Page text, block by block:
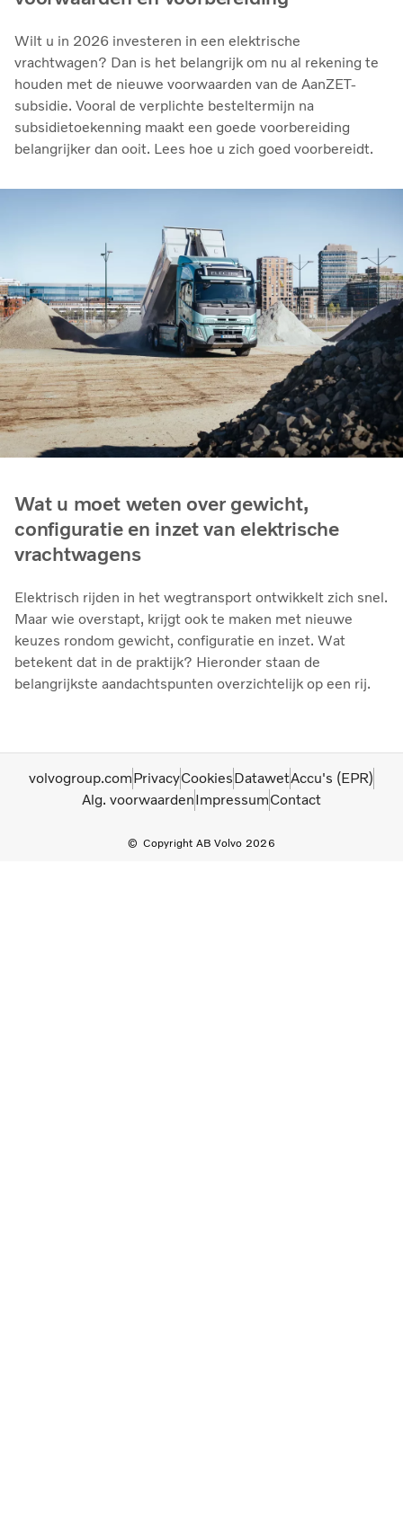
Wilt u in 2026 investeren in een elektrische
vrachtwagen? Dan is het belangrijk om nu al rekening te
houden met de nieuwe voorwaarden van de AanZET-
subsidie. Vooral de verplichte besteltermijn na
subsidietoekenning maakt een goede voorbereiding
belangrijker dan ooit. Lees hoe u zich goed voorbereidt.
Wat u moet weten over gewicht,
configuratie en inzet van elektrische
vrachtwagens
Elektrisch rijden in het wegtransport ontwikkelt zich snel.
Maar wie overstapt, krijgt ook te maken met nieuwe
keuzes rondom gewicht, configuratie en inzet. Wat
betekent dat in de praktijk? Hieronder staan de
belangrijkste aandachtspunten overzichtelijk op een rij.
Copyright AB Volvo 2026
volvogroup.comPrivacyCookiesDatawetAccu's (EPR)
Alg. voorwaardenImpressumContact